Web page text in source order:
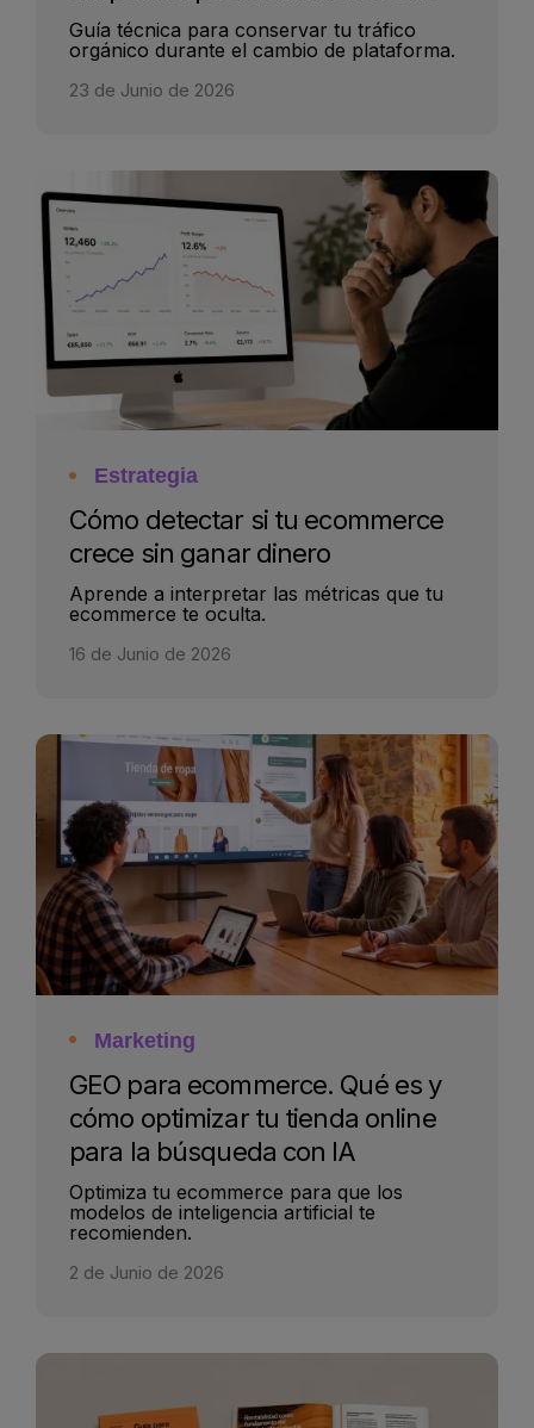
Guía técnica para conservar tu tráfico
orgánico durante el cambio de plataforma.
23 de Junio de 2026
Estrategia
Cómo detectar si tu ecommerce
crece sin ganar dinero
Aprende a interpretar las métricas que tu
ecommerce te oculta.
16 de Junio de 2026
Marketing
GEO para ecommerce. Qué es y
cómo optimizar tu tienda online
para la búsqueda con IA
Optimiza tu ecommerce para que los
modelos de inteligencia artificial te
recomienden.
2 de Junio de 2026